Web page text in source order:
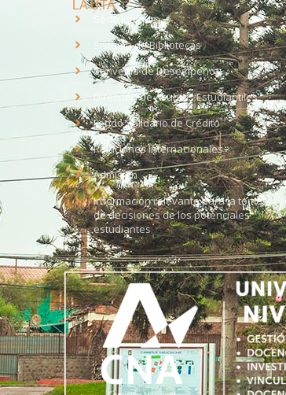
LA UTA
Sede Iquique
Sistema de Bibliotecas
Convenio de Desempeño
Dirección de Asuntos Estudiantiles
Fondo Solidario de Crédito
Relaciones Internacionales
Admisión
Información relevante para la toma
de decisiones de los potenciales
estudiantes